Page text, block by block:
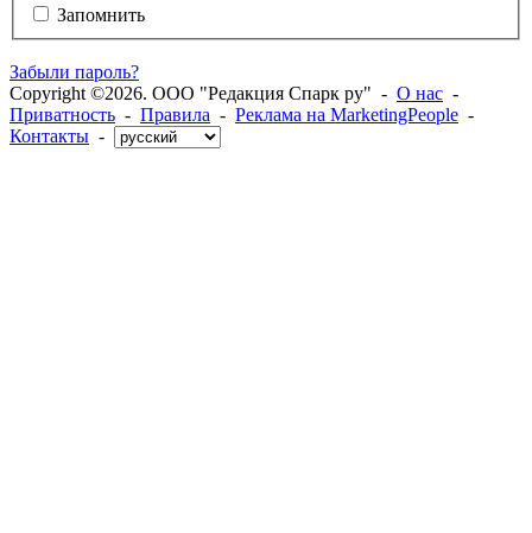
Запомнить
Забыли пароль?
Copyright ©2026. ООО "Редакция Спарк ру" - О нас -
Приватность - Правила - Реклама на MarketingPeople -
Контакты -